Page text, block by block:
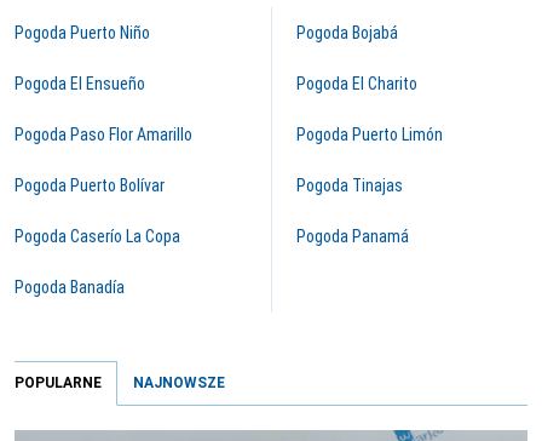
Pogoda Puerto Niño
Pogoda El Ensueño
Pogoda Paso Flor Amarillo
Pogoda Puerto Bolívar
Pogoda Caserío La Copa
Pogoda Banadía
Pogoda Bojabá
Pogoda El Charito
Pogoda Puerto Limón
Pogoda Tinajas
Pogoda Panamá
POPULARNE NAJNOWSZE